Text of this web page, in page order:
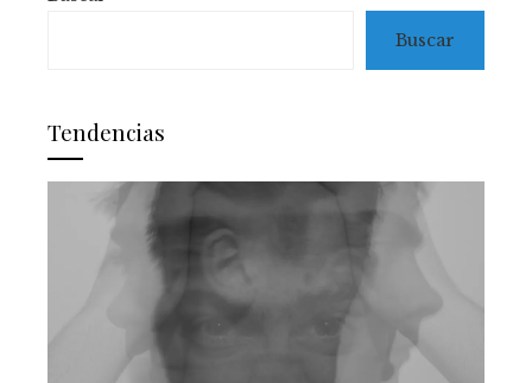
Buscar
Tendencias